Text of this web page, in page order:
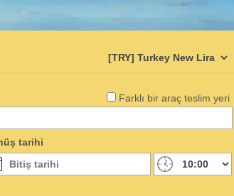
Farklı bir araç teslim yeri
tarihi